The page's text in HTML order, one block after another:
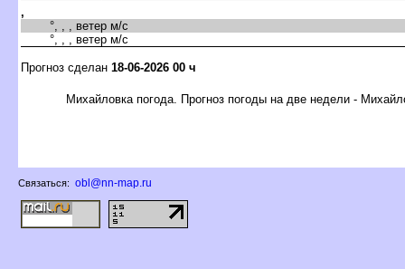
,
°, , , ветер м/с
°, , , ветер м/с
Прогноз сделан 18-06-2026 00 ч
Михайловка погода. Прогноз погоды на две недели -
Связаться: obl@nn-map.ru